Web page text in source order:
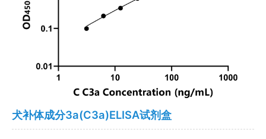
犬补体成分3a(C3a)ELISA试剂盒